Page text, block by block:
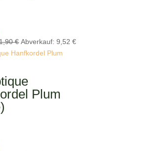
€ Ursprünglicher
Preis
Abverkauf: 9,52€Aktueller
Plum